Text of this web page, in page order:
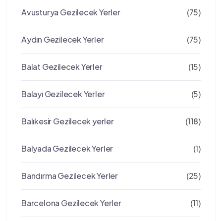
Avusturya Gezilecek Yerler (75)
Aydın Gezilecek Yerler (75)
Balat Gezilecek Yerler (15)
Balayı Gezilecek Yerler (5)
Balıkesir Gezilecek yerler (118)
Balyada Gezilecek Yerler (1)
Bandırma Gezilecek Yerler (25)
Barcelona Gezilecek Yerler (11)